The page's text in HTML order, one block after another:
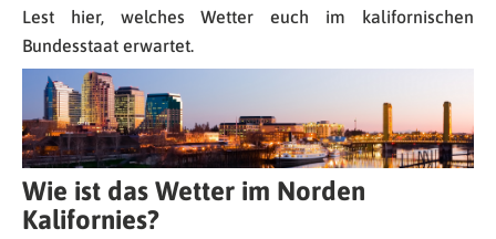
Lest hier, welches Wetter euch im kalifornischen
Bundesstaat erwartet.
Wie ist das Wetter im Norden
Kalifornies?